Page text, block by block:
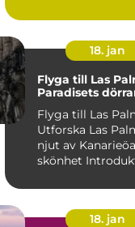
18. jan
Flyga till Las
Paradisets
Flyga till Las
Utforska Las
njut av
skönhet Introduktion: Las
18. jan